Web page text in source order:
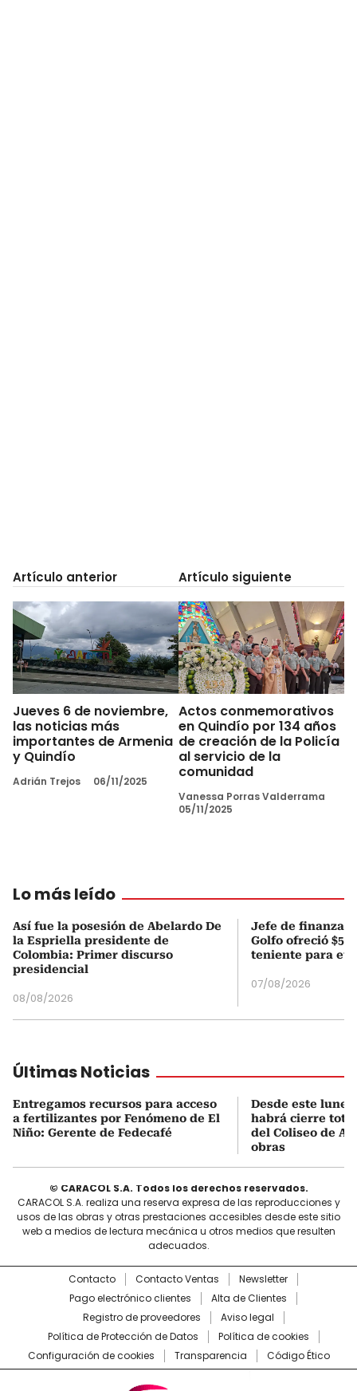
Artículo anterior
Jueves 6 de noviembre,
las noticias más
importantes de Armenia
y Quindío
Adrián Trejos 06/11/2025
Artículo siguiente
Actos conmemorativos
en Quindío por 134 años
de creación de la Policía
al servicio de la
comunidad
Vanessa Porras Valderrama
05/11/2025
Lo más leído
Así fue la posesión de Abelardo De
la Espriella presidente de
Colombia: Primer discurso
presidencial
08/08/2026
Jefe de finanzas
Golfo ofreció
teniente para
07/08/2026
Últimas Noticias
Entregamos recursos para acceso
a fertilizantes por Fenómeno de El
Niño: Gerente de Fedecafé
Desde este lunes
habrá cierre
del Coliseo de
obras
© CARACOL S.A. Todos los derechos reservados.
CARACOL S.A. realiza una reserva expresa de las reproducciones y
usos de las obras y otras prestaciones accesibles desde este sitio
web a medios de lectura mecánica u otros medios que resulten
adecuados.
Contacto Contacto Ventas
Newsletter
Pago electrónico clientes
Alta de Clientes
Registro de proveedores
Aviso legal
Política de Protección de Datos
Política de cookies
Configuración de cookies
Transparencia Código Ético